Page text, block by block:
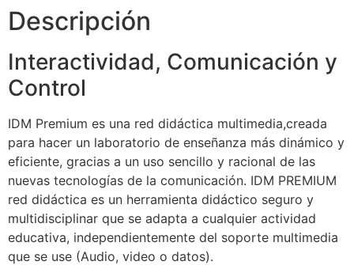
Descripción
Interactividad, Comunicación y
Control
IDM Premium es una red didáctica multimedia,creada
para hacer un laboratorio de enseñanza más dinámico y
eficiente, gracias a un uso sencillo y racional de las
nuevas tecnologías de la comunicación. IDM PREMIUM
red didáctica es un herramienta didáctico seguro y
multidisciplinar que se adapta a cualquier actividad
educativa, independientemente del soporte multimedia
que se use (Audio, video o datos).